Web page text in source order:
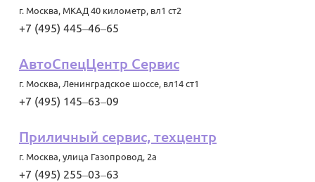
г. Москва, МКАД 40 километр, вл1 ст2
+7 (495) 445‒46‒65
АвтоСпецЦентр Сервис
г. Москва, Ленинградское шоссе, вл14 ст1
+7 (495) 145‒63‒09
Приличный сервис, техцентр
г. Москва, улица Газопровод, 2а
+7 (495) 255‒03‒63